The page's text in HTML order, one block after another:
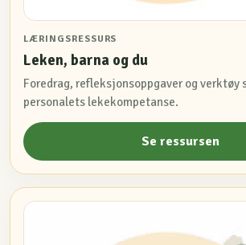
LÆRINGSRESSURS
Leken, barna og du
Foredrag, refleksjonsoppgaver og verktøy
personalets lekekompetanse.
Se ressursen